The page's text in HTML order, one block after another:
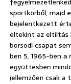
sportkörből, majd
bejelentkezett
eltekint az eltiltás
borsodi csapat
ben 5, 1965-ben
együttesben
jellemzően csak